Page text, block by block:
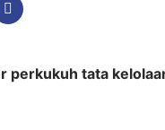
perkukuh tata